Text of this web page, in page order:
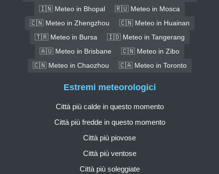
🇮🇳 Meteo in Bhopal
🇷🇺 Meteo in Mosca
🇨🇳 Meteo in Zhengzhou
🇨🇳 Meteo in Huainan
🇹🇷 Meteo in Bursa
🇮🇩 Meteo in Tangerang
🇦🇺 Meteo in Brisbane
🇨🇳 Meteo in Zibo
🇨🇳 Meteo in Chaozhou
🇨🇦 Meteo in Toronto
Estremi meteorologici
Città più calde in questo momento
Città più fredde in questo momento
Città più piovose
Città più ventose
Città più soleggiate